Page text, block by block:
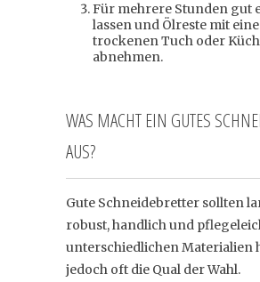
Für mehrere Stunden gut
lassen und Ölreste mit
trockenen Tuch oder
abnehmen.
WAS MACHT EIN GUTES
AUS?
Gute Schneidebretter sollten
robust, handlich und
unterschiedlichen Materialien
jedoch oft die Qual der Wahl.